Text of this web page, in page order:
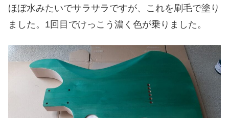
ほぼ水みたいでサラサラですが、これを刷毛で塗り
ました。1回目でけっこう濃く色が乗りました。